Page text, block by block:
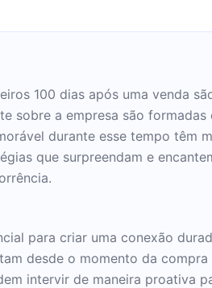
100 dias após uma venda
sobre a empresa são formadas
durante esse tempo têm
que surpreendam e
para criar uma conexão
desde o momento da
intervir de maneira proativa